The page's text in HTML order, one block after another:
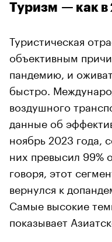
Туризм — как в
Туристическая
объективным
пандемию, и
быстро.
воздушного
данные об
ноябрь 2023 года,
них превысил 99%
говоря, этот
вернулся к
Самые высокие
показывает